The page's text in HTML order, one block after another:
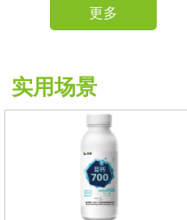
2. 生根，促根，连续使用三
次，解决发根难、根系不发
3. 果树区月子肥，不仅滋育树
势，防止来年果实裂果、水
心、苦痘等一系列问题，还可
以防止果树“大小年”等；
4. 可以喷涂树干，对于南方作
物树干青苔问题有控制效果；
5. 提高单果重及果实含糖量，
不仅可以提高座果率还可以促
进果实提前转色成熟，提升产
更多
实用场景